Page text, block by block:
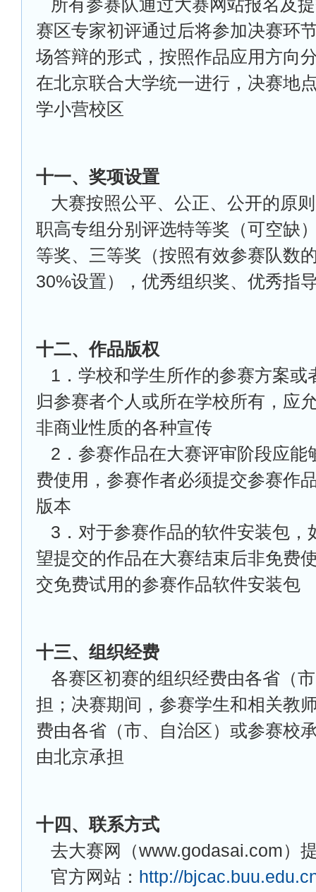
所有参赛队通过大赛网站报名及
赛区专家初评通过后将参加决赛环
场答辩的形式，按照作品应用方向
在北京联合大学统一进行，决赛地
学小营校区
十一、奖项设置
大赛按照公平、公正、公开的原
职高专组分别评选特等奖（可空缺
等奖、三等奖（按照有效参赛队数
30%设置），优秀组织奖、优秀指
十二、作品版权
1 ．学校和学生所作的参赛方案
归参赛者个人或所在学校所有，应
非商业性质的各种宣传
2 ．参赛作品在大赛评审阶段应
费使用，参赛作者必须提交参赛作
版本
3 ．对于参赛作品的软件安装包
望提交的作品在大赛结束后非免费
交免费试用的参赛作品软件安装包
十三、组织经费
各赛区初赛的组织经费由各省（
担；决赛期间，参赛学生和相关教
费由各省（市、自治区）或参赛校
由北京承担
十四、联系方式
去大赛网（www.godasai.com）
官方网站： http://